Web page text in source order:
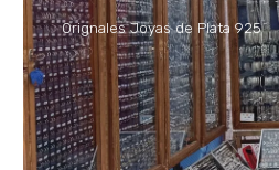
Orignales Joyas de Plata 925